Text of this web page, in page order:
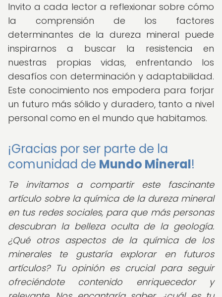
Invito a cada lector a reflexionar sobre cómo
la comprensión de los factores
determinantes de la dureza mineral puede
inspirarnos a buscar la resistencia en
nuestras propias vidas, enfrentando los
desafíos con determinación y adaptabilidad.
Este conocimiento nos empodera para forjar
un futuro más sólido y duradero, tanto a nivel
personal como en el mundo que habitamos.
¡Gracias por ser parte de la
comunidad de Mundo Mineral!
Te invitamos a compartir este fascinante
artículo sobre la química de la dureza mineral
en tus redes sociales, para que más personas
descubran la belleza oculta de la geología.
¿Qué otros aspectos de la química de los
minerales te gustaría explorar en futuros
artículos? Tu opinión es crucial para seguir
ofreciéndote contenido enriquecedor y